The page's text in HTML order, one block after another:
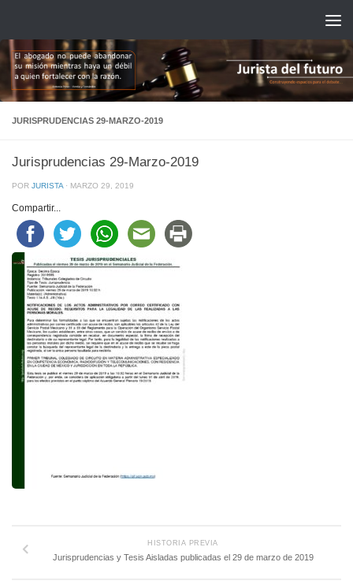
JURISPRUDENCIAS 29-MARZO-2019
Jurisprudencias 29-Marzo-2019
POR JURISTA · MARZO 29, 2019
Compartir...
HISTORIA PREVIA
Jurisprudencias y Tesis Aisladas publicadas el 29 de marzo de 2019